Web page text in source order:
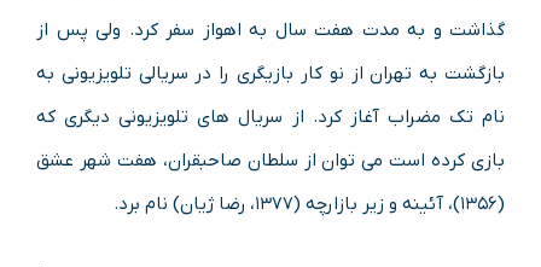
گذاشت و به مدت هفت سال به اهواز سفر کرد. ولی پس از
بازگشت به تهران از نو کار بازیگری را در سریالی تلویزیونی به
نام تک‌ مضراب آغاز کرد. از سریال‌ های تلویزیونی دیگری که
بازی کرده است می‌ توان از سلطان صاحبقران، هفت شهر عشق
(۱۳۵۶)، آئینه و زیر بازارچه (۱۳۷۷، رضا ژیان) نام برد.